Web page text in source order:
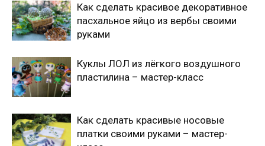
Как сделать красивое декоративное
пасхальное яйцо из вербы своими
руками
Куклы ЛОЛ из лёгкого воздушного
пластилина – мастер-класс
Как сделать красивые носовые
платки своими руками – мастер-